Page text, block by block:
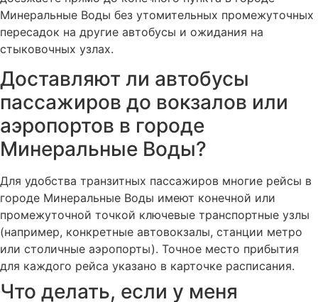
Минеральные Воды без утомительных промежуточных
пересадок на другие автобусы и ожидания на
стыковочных узлах.
Доставляют ли автобусы
пассажиров до вокзалов или
аэропортов в городе
Минеральные Воды?
Для удобства транзитных пассажиров многие рейсы в
городе Минеральные Воды имеют конечной или
промежуточной точкой ключевые транспортные узлы
(например, конкретные автовокзалы, станции метро
или столичные аэропорты). Точное место прибытия
для каждого рейса указано в карточке расписания.
Что делать, если у меня